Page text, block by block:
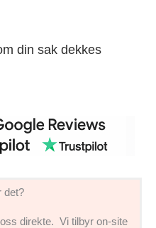
din sak dekkes
det?
direkte. Vi tilbyr on-site